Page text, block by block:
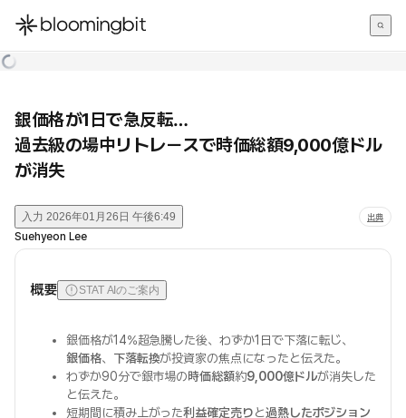
한국어
銀価格が1日で急反転…
過去級の場中リトレースで時価総額9,000億ドル
が消失
入力 2026年01月26日 午後6:49 出典
Suehyeon Lee
概要 STAT AIのご案内
銀価格が14%超急騰した後、わずか1日で下落に転じ、
銀価格、 下落転換が投資家の焦点になったと伝えた。
わずか90分で銀市場の時価総額約9,000億ドルが消失した
と伝えた。
短期間に積み上がった利益確定売りと過熱したポジション